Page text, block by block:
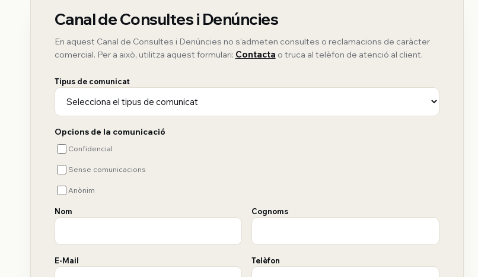
Canal de Consultes i Denúncies
En aquest Canal de Consultes i Denúncies no s'admeten consultes o reclamacions de caràcter
comercial. Per a això, utilitza aquest formulari: Contacta o truca al telèfon de atenció al client.
Tipus de comunicat
Opcions de la comunicació
Confidencial
Sense comunicacions
Anònim
Nom Cognoms
E-Mail Telèfon